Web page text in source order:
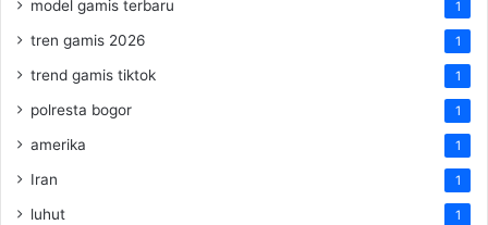
model gamis terbaru 1
tren gamis 2026 1
trend gamis tiktok 1
polresta bogor 1
amerika 1
Iran 1
luhut 1